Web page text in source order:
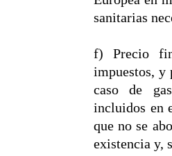
sanitarias
f) Precio
impuestos, y
caso de
incluidos en
que no se
existencia y,